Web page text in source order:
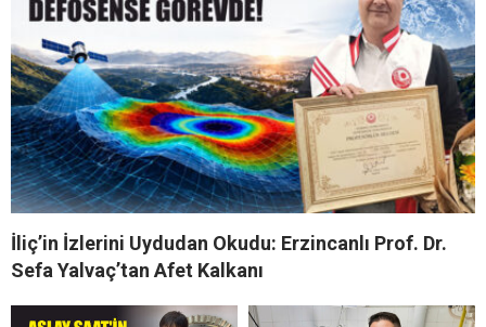
İliç’in İzlerini Uydudan Okudu: Erzincanlı Prof. Dr.
Sefa Yalvaç’tan Afet Kalkanı